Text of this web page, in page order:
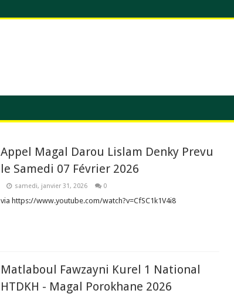
Appel Magal Darou Lislam Denky Prevu
le Samedi 07 Février 2026
samedi, janvier 31, 2026 0
via https://www.youtube.com/watch?v=CfSC1k1V4i8
Matlaboul Fawzayni Kurel 1 National
HTDKH - Magal Porokhane 2026